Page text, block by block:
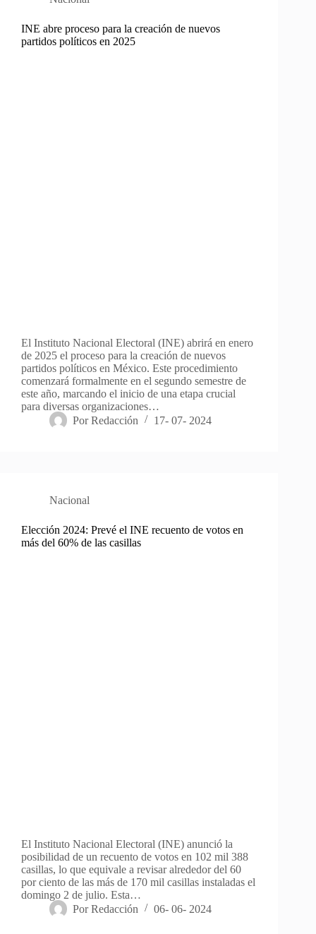
INE abre proceso para la creación de nuevos
partidos políticos en 2025
El Instituto Nacional Electoral (INE) abrirá en enero
de 2025 el proceso para la creación de nuevos
partidos políticos en México. Este procedimiento
comenzará formalmente en el segundo semestre de
este año, marcando el inicio de una etapa crucial
para diversas organizaciones…
Por Redacción 17- 07- 2024
Nacional
Elección 2024: Prevé el INE recuento de votos en
más del 60% de las casillas
El Instituto Nacional Electoral (INE) anunció la
posibilidad de un recuento de votos en 102 mil 388
casillas, lo que equivale a revisar alrededor del 60
por ciento de las más de 170 mil casillas instaladas el
domingo 2 de julio. Esta…
Por Redacción 06- 06- 2024